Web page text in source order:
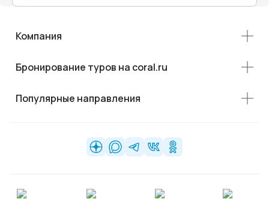
Компания
Бронирование туров на coral.ru
Популярные направления